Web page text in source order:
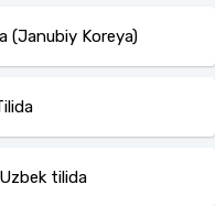
(Janubiy Koreya)
tilida